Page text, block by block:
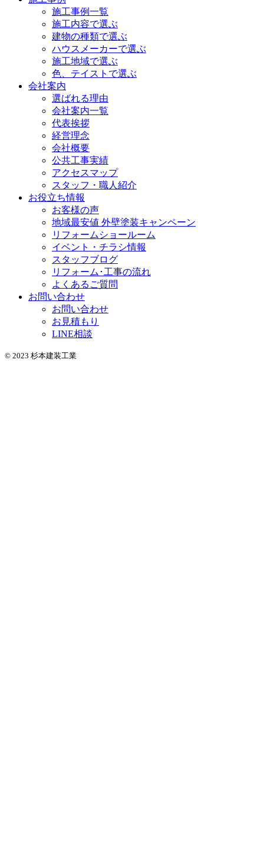
施工事例一覧
施工内容で選ぶ
建物の種類で選ぶ
ハウスメーカーで選ぶ
施工地域で選ぶ
色、テイストで選ぶ
会社案内
選ばれる理由
会社案内一覧
代表挨拶
経営理念
会社概要
公共工事実績
アクセスマップ
スタッフ・職人紹介
お役立ち情報
お客様の声
地域最安値 外壁塗装キャンペーン
リフォームショールーム
イベント・チラシ情報
スタッフブログ
リフォーム･工事の流れ
よくあるご質問
お問い合わせ
お問い合わせ
お見積もり
LINE相談
© 2023 杉本建装工業